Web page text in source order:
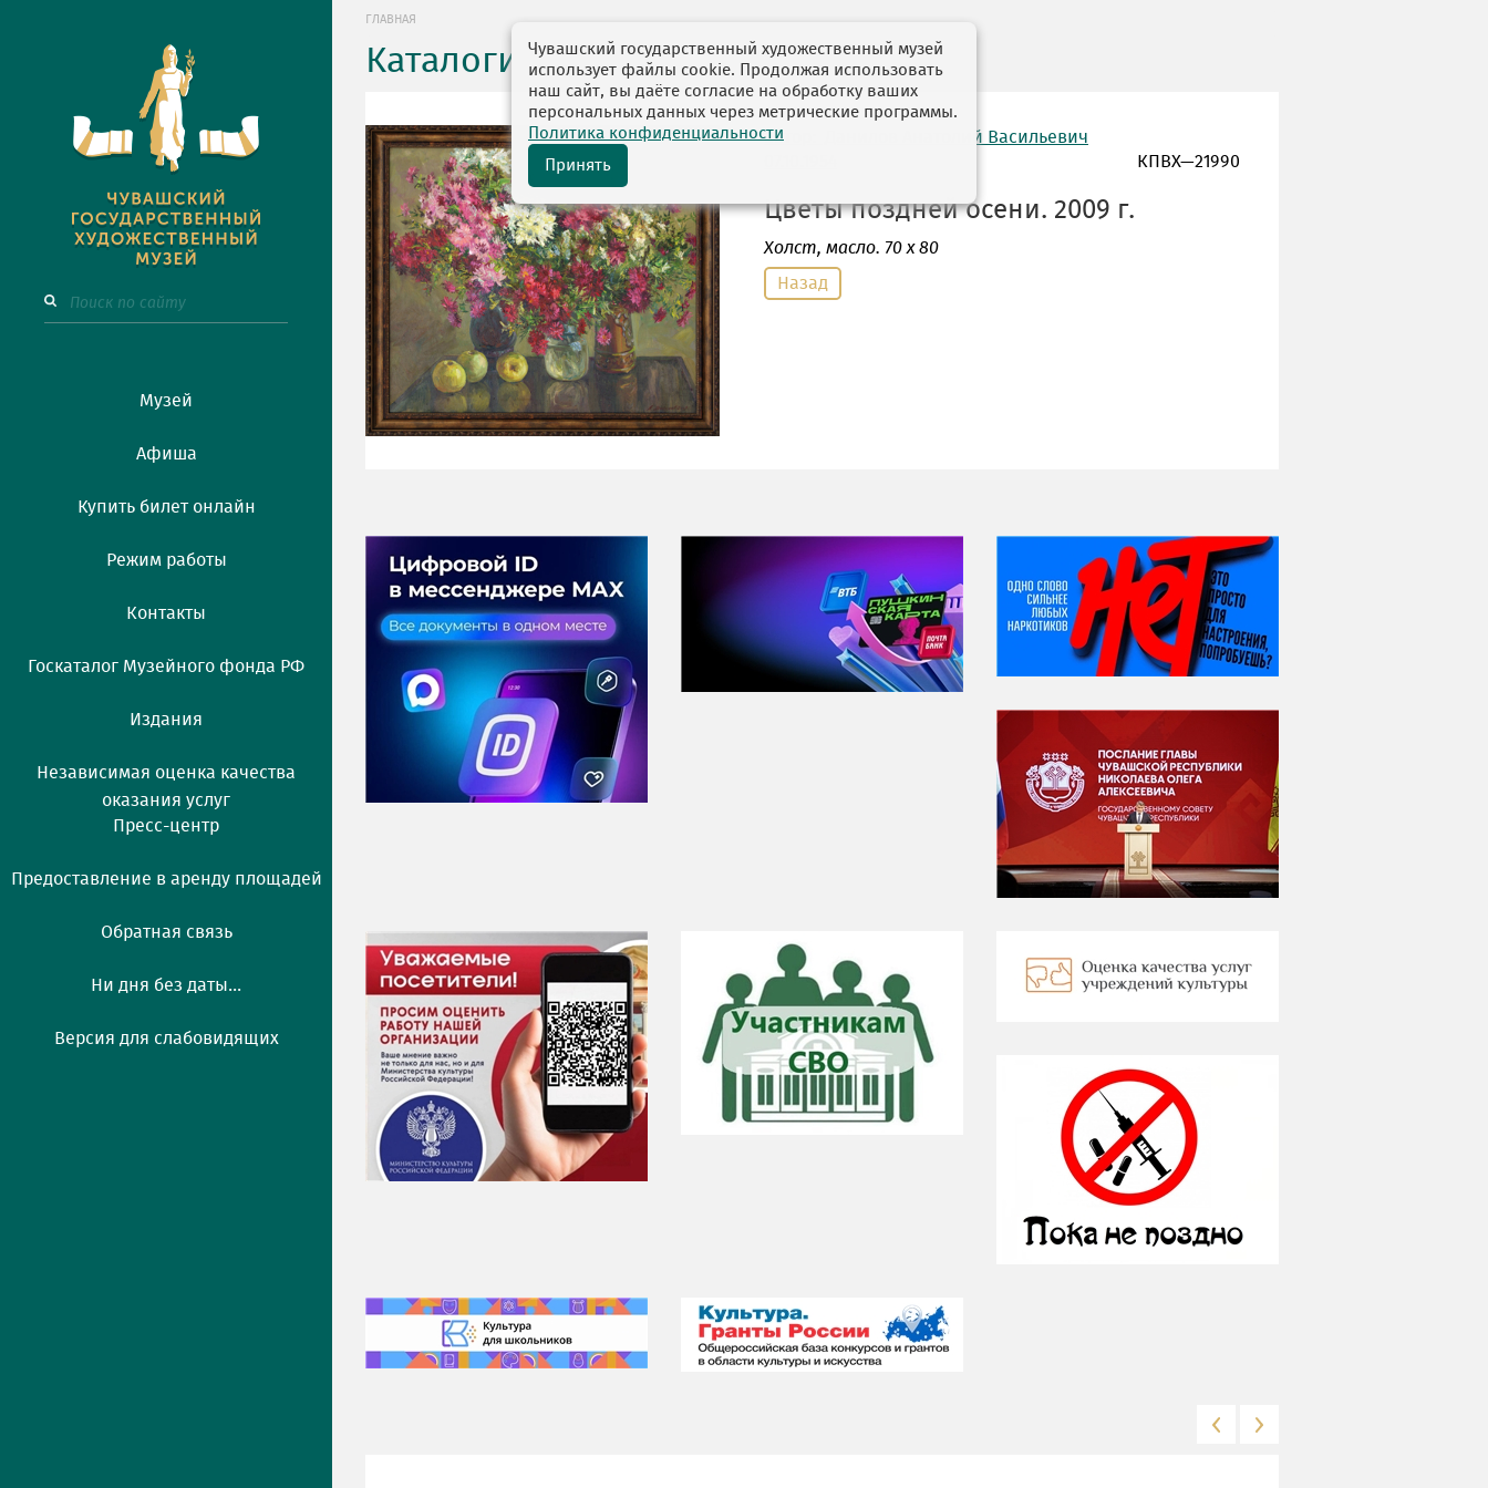
Музей
Афиша
Купить билет онлайн
Режим работы
Контакты
Госкаталог Музейного фонда РФ
Издания
Независимая оценка качества
оказания услуг
Пресс-центр
Предоставление в аренду площадей
Обратная связь
Ни дня без даты...
Версия для слабовидящих
ГЛАВНАЯ
Каталоги выставок
автор: Данилов Анатолий Васильевич
КПВХ—21990
Цветы поздней осени. 2009 г.
Холст, масло. 70 х 80
Назад
НИ ДНЯ БЕЗ ДАТЫ...
08 августа
ВСЕМИРНЫЙ ДЕНЬ
КОШЕК
Чувашский государственный художественный музей
использует файлы cookie. Продолжая использовать
наш сайт, вы даёте согласие на обработку ваших
персональных данных через метрические программы.
Политика конфиденциальности
Принять